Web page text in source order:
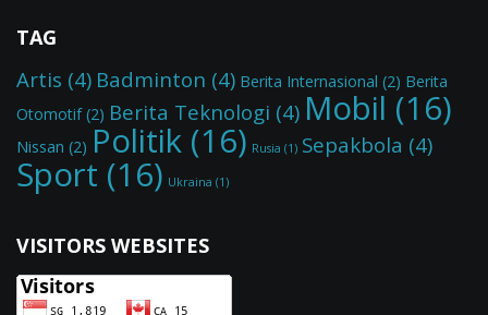
TAG
Artis (4) Badminton (4) Berita Internasional (2) Berita
Otomotif(2) Berita Teknologi (4) Mobil (16)
Nissan (2) Politik (16) Rusia (1) Sepakbola (4)
Sport (16) Ukraina (1)
VISITORS WEBSITES